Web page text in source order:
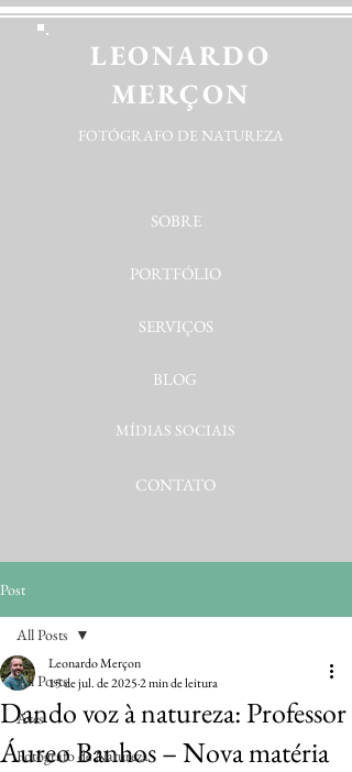
LEONARDO
MERÇON
FOTÓGRAFO DE NATUREZA
SOBRE
PORTFÓLIO
SERVIÇOS
BLOG
MÍDIAS SOCIAIS
CONTATO
Post
All Posts
Aves
Fotógrafo de Natureza
All Posts
Dando voz à natureza: Professor
Áureo Banhos – Nova matéria
Leonardo Merçon
15 de jul. de 20252 min de leitura